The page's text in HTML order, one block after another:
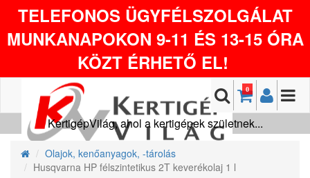
TELEFONOS ÜGYFÉLSZOLGÁLAT
MUNKANAPOKON 9-11 ÉS 13-15 ÓRA
KÖZT ÉRHETŐ EL!
0
KertigépVilág, ahol a kertigépek születnek...
Olajok, kenőanyagok, -tárolás
Husqvarna HP félszintetikus 2T keverékolaj 1 l